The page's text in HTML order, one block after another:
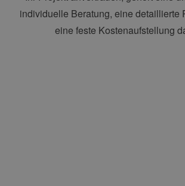
individuelle Beratung, eine detaillierte
eine feste Kostenaufstellung